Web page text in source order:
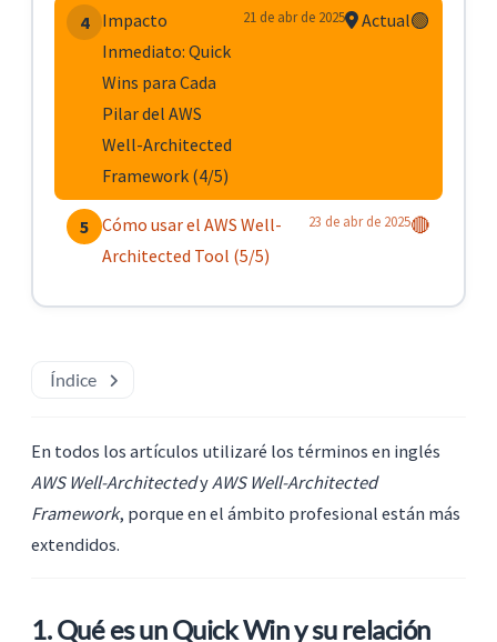
4 Impacto
Inmediato: Quick
Wins para Cada
Pilar del AWS
Well-Architected
Framework (4/5)
21 de abr de 2025 Actual🟢
5 Cómo usar el AWS Well-
Architected Tool (5/5)
23 de abr de 2025🔴
Índice
En todos los artículos utilizaré los términos en inglés
AWS Well-ArchitectedyAWS Well-Architected
Framework, porque en el ámbito profesional están más
extendidos.
1. Qué es un Quick Win y su relación